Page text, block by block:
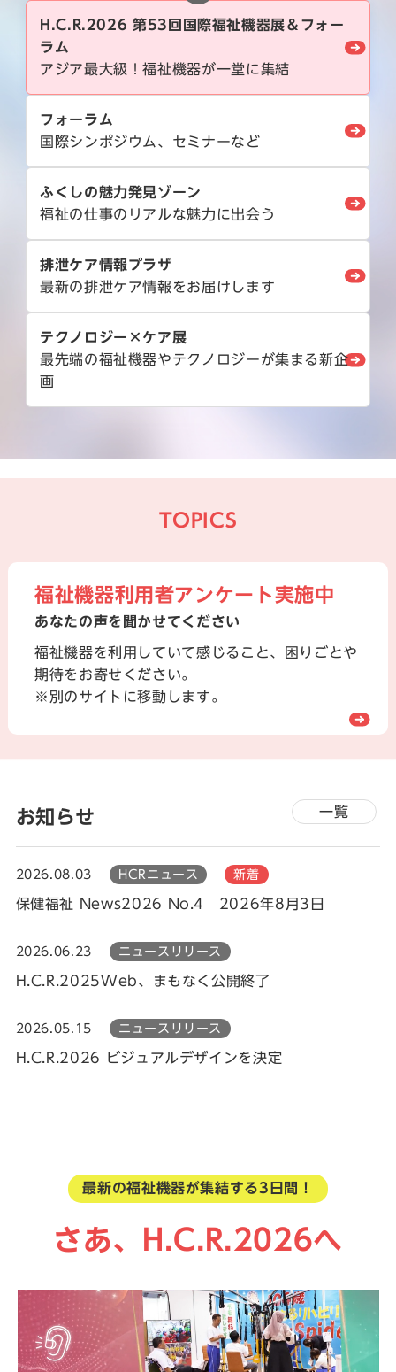
H.C.R.2026 第53回国際福祉機器展＆フォー
ラム
アジア最大級！福祉機器が一堂に集結
フォーラム
国際シンポジウム、セミナーなど
ふくしの魅力発見ゾーン
福祉の仕事のリアルな魅力に出会う
排泄ケア情報プラザ
最新の排泄ケア情報をお届けします
テクノロジー×ケア展
最先端の福祉機器やテクノロジーが集まる新企
画
TOPICS
福祉機器利用者アンケート実施中
あなたの声を聞かせてください
福祉機器を利用していて感じること、困りごとや
期待をお寄せください。
※別のサイトに移動します。
お知らせ 一覧
2026.08.03 HCRニュース 新着
保健福祉 News2026 No.4 2026年8月3日
2026.06.23 ニュースリリース
H.C.R.2025Web、まもなく公開終了
2026.05.15 ニュースリリース
H.C.R.2026 ビジュアルデザインを決定
最新の福祉機器が集結する3日間！
さあ、H.C.R.2026へ